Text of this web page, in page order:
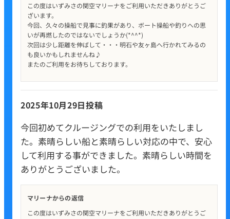
この度はいずみさの関空マリーナをご利用いただきありがとうご
ざいます。
今回、久々の操船で見事に釣果があり、ボート操船や釣りへの思
いが再燃したのではないでしょうか(*^^*)
次回は少し距離を伸ばして・・・明石や友ヶ島へ行かれてみるの
も良いかもしれませんね♪
またのご利用をお待ちしております。
2025年10月29日投稿
今回初めてクルージングでの利用をいたしまし
た。素晴らしい船と素晴らしい対応の中で、安心
して利用する事ができました。素晴らしい時間を
ありがとうございました。
マリーナからの返信
この度はいずみさの関空マリーナをご利用いただきありがとうご